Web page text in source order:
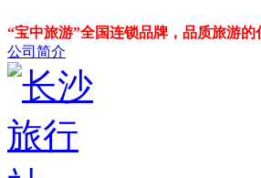
“宝中旅游”全国连锁品牌，品质旅游的
公司简介